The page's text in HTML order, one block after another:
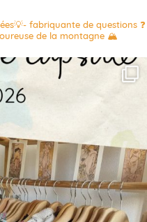
fabriquante de questions ❓
de la montagne 🏔️